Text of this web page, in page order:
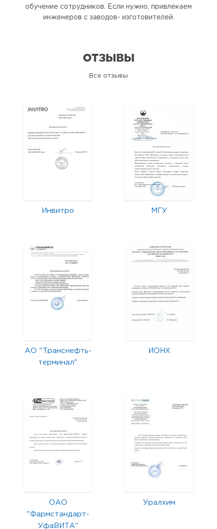
обучение сотрудников. Если нужно, привлекаем
инженеров с заводов- изготовителей.
ОТЗЫВЫ
Все отзывы
Инвитро МГУ
АО "Транснефть-
терминал"
ИОНХ
ОАО
"Фармстандарт-
УфаВИТА"
Уралхим